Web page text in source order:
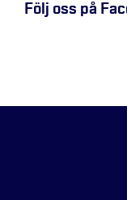
Följ oss på